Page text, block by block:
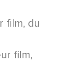
film, du
film,